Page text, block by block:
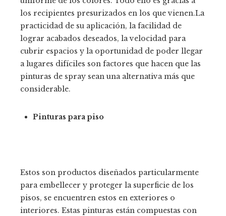
los recipientes presurizados en los que vienen.La
practicidad de su aplicación, la facilidad de
lograr acabados deseados, la velocidad para
cubrir espacios y la oportunidad de poder llegar
a lugares difíciles son factores que hacen que las
pinturas de spray sean una alternativa más que
considerable.
Pinturas para piso
Estos son productos diseñados particularmente
para embellecer y proteger la superficie de los
pisos, se encuentren estos en exteriores o
interiores. Estas pinturas están compuestas con